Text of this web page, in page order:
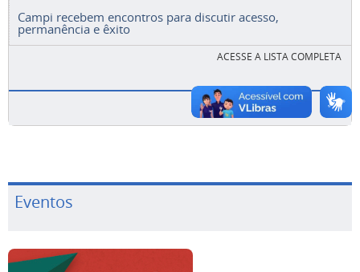
Campi recebem encontros para discutir acesso,
permanência e êxito
ACESSE A LISTA COMPLETA
Eventos